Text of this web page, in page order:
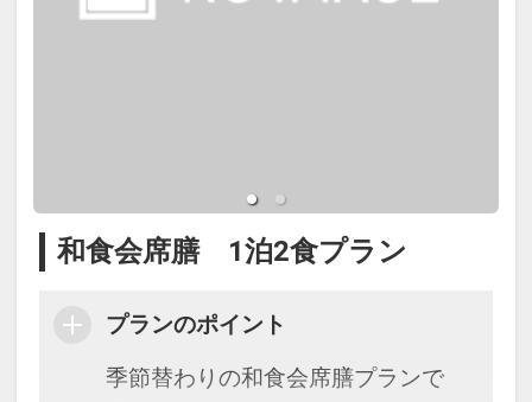
和食会席膳 1泊2食プラン
プランのポイント
季節替わりの和食会席膳プランで